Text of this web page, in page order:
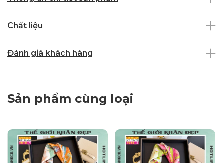
Chất liệu
Đánh giá khách hàng
Sản phẩm cùng loại